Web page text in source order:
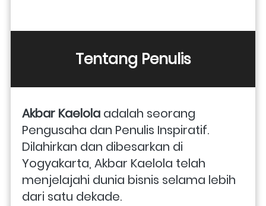
Tentang Penulis
Akbar Kaelola adalah seorang
Dilahirkan dan dibesarkan di
Yogyakarta, Akbar Kaelola telah
menjelajahi dunia bisnis selama lebih
dari satu dekade.